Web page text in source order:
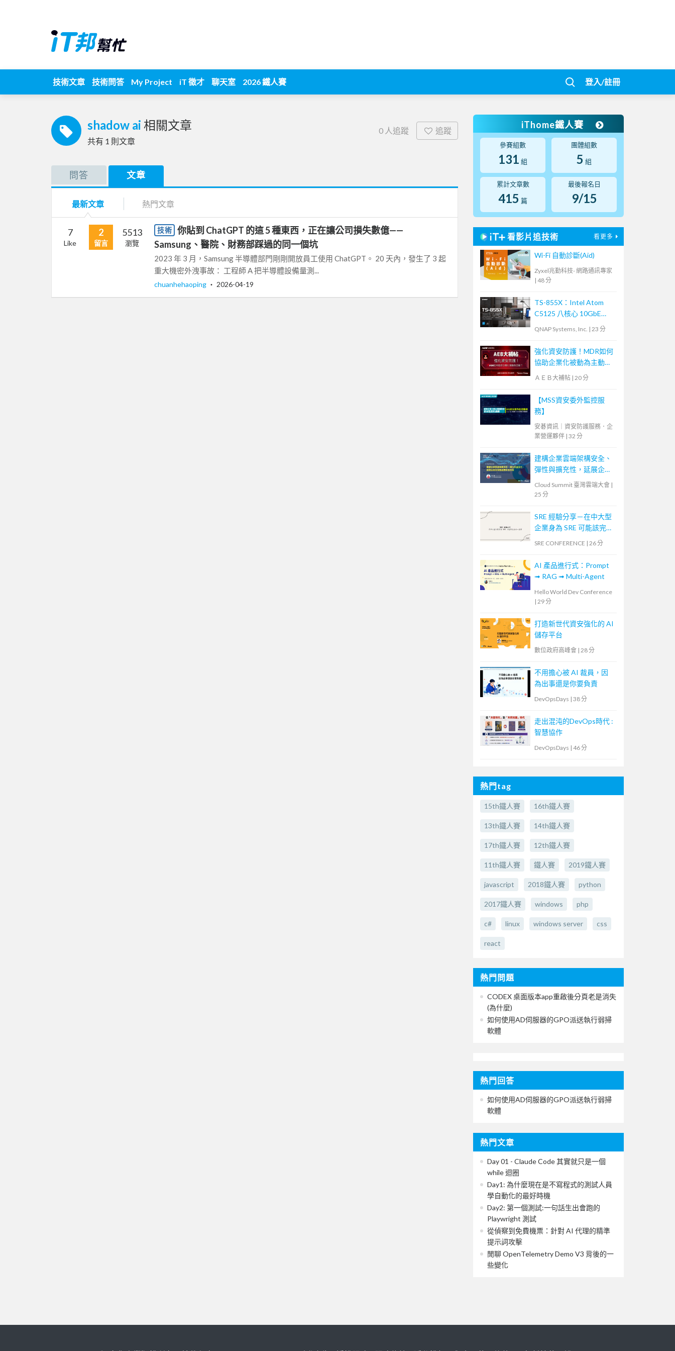
技術文章 技術問答 My Project iT 徵才 聊天室 2026 鐵人賽 登入/註冊
shadow ai 相關文章
共有 1 則文章
0 人追蹤 追蹤
問答 文章
最新文章 熱門文章
7
Like
2
留言
5513
瀏覽
技術
你貼到 ChatGPT 的這 5 種東西，正在讓公司損失數億——
Samsung、醫院、財務部踩過的同一個坑
2023 年 3 月，Samsung 半導體部門剛剛開放員工使用 ChatGPT。 20 天內，發生了 3 起
重大機密外洩事故： 工程師 A 把半導體設備量測...
chuanhehaoping ‧ 2026-04-19
iThome鐵人賽
參賽組數
131 組
團體組數
5 組
累計文章數
415 篇
最後報名日
9/15
看影片追技術 看更多
Wi-Fi 自動診斷(Aid)
Zyxel兆勤科技- 網路通訊專家
| 48 分
TS-855X：Intel Atom
C5125 八核心 10GbE
NAS，內建雙 M.2 NVMe
槽，大容量混合式儲存架
構適合中小企業備份及監
控應用
QNAP Systems, Inc. | 23 分
強化資安防護！MDR如何
協助企業化被動為主動？
【宏碁資訊網路學堂】
ＡＥＢ大補帖 | 20 分
【MSS資安委外監控服
務】
安碁資訊｜資安防護服務．企
業營運夥伴 | 32 分
建構企業雲端架構安全、
彈性與擴充性，延展企業
全球無邊際安全存取
Cloud Summit 臺灣雲端大會 |
25 分
SRE 經驗分享－在中大型
企業身為 SRE 可能該完成
SRE CONFERENCE | 26 分
AI 產品進行式：Prompt
➟ RAG ➟ Multi-Agent
Hello World Dev Conference
| 29 分
打造新世代資安強化的 AI
儲存平台
數位政府高峰會 | 28 分
不用擔心被 AI 裁員，因
為出事還是你要負責
DevOpsDays | 38 分
走出混沌的DevOps時代 :
智慧協作
DevOpsDays | 46 分
熱門tag
15th鐵人賽 16th鐵人賽
13th鐵人賽 14th鐵人賽
17th鐵人賽 12th鐵人賽
11th鐵人賽 鐵人賽 2019鐵人賽
javascript 2018鐵人賽 python
2017鐵人賽 windows php
c# linux windows server css
react
熱門問題
CODEX 桌面版本app重啟後分頁老是消失
(為什麼)
如何使用AD伺服器的GPO派送執行弱掃
軟體
熱門回答
如何使用AD伺服器的GPO派送執行弱掃
軟體
熱門文章
Day 01 - Claude Code 其實就只是一個
while 迴圈
Day1: 為什麼現在是不寫程式的測試人員
學自動化的最好時機
Day2: 第一個測試:一句話生出會跑的
Playwright 測試
從偵察到免費機票：針對 AI 代理的精準
提示詞攻擊
閒聊 OpenTelemetry Demo V3 背後的一
些變化